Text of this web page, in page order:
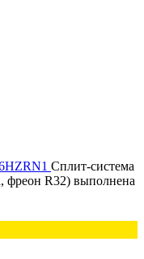
Сплит-система
фреон R32) выполнена